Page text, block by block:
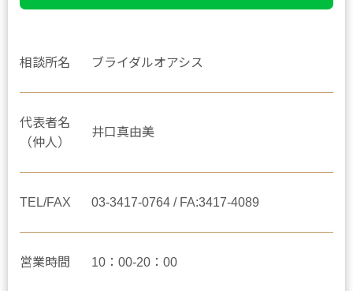
相談所名 ブライダルオアシス
代表者名
（仲人）
井口真由美
TEL/FAX 03-3417-0764 / FA:3417-4089
営業時間 10：00-20：00